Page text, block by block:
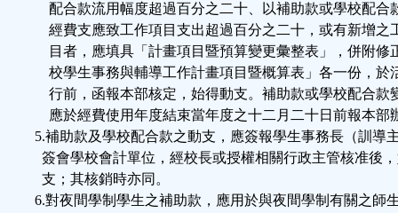
配合款流用幅度超過百分之二十、以補助款或學校配合
經費支應致工作項目支出超過百分之二十，或有新增之
目者，應填具「計畫項目暨預算變更彙整表」，併附修
校學生事務與輔導工作計畫項目暨概算表」各一份，於
行前，函報本部核定，始得動支。補助款或學校配合款
應於經費使用年度結束當年度之十二月二十日前報本部
5.補助款及學校配合款之動支，應簽報學生事務長（訓導
簽會學校會計單位，經校長或授權相關行政主管核准後
支；其核銷時亦同。
6.對夜間學制學生之補助款，應用於與夜間學制有關之師